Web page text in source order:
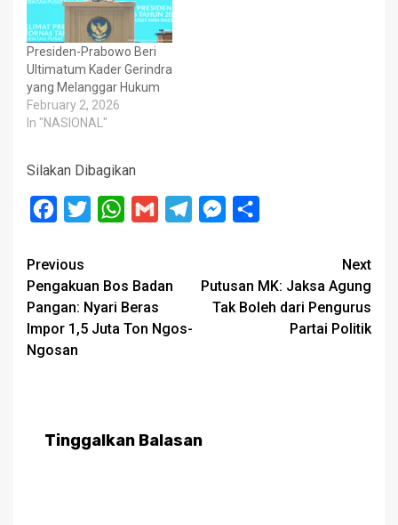
Presiden-Prabowo Beri
Ultimatum Kader Gerindra
yang Melanggar Hukum
February 2, 2026
In "NASIONAL"
Silakan Dibagikan
Facebook
Twitter WhatsApp
Gmail TelegramMessenger
Post
navigation
Previous
Pengakuan Bos Badan
Pangan: Nyari Beras
Impor 1,5 Juta Ton Ngos-
Ngosan
Next
Putusan MK: Jaksa Agung
Tak Boleh dari Pengurus
Partai Politik
Tinggalkan Balasan